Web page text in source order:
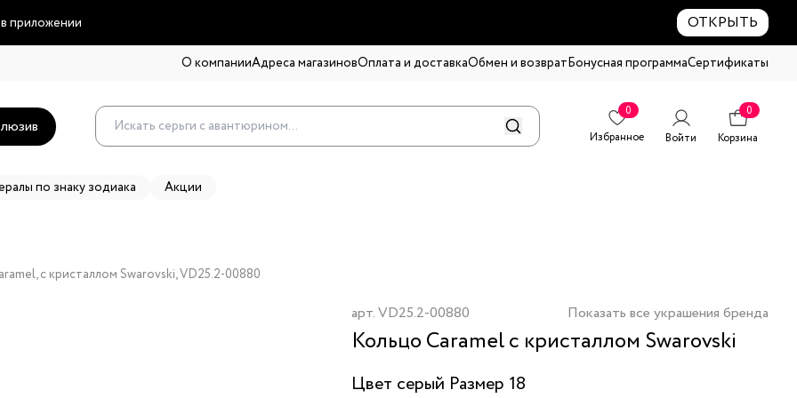
приложении ОТКРЫТЬ
О компанииАдреса магазиновОплата и доставкаОбмен и возвратБонусная программаСертификаты
0
Избранное
Войти
0
Корзина
по знаку зодиака Акции
с кристаллом Swarovski, VD25.2-00880
арт.VD25.2-00880 Показать все украшения бренда
Кольцо Caramel с кристаллом Swarovski
Цвет серый Размер 18